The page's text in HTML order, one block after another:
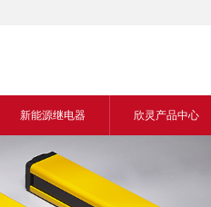
新能源继电器
新能源交流继电器
欣灵产品中心